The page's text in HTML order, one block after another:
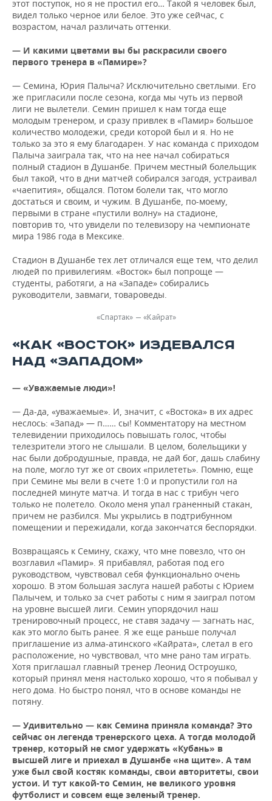
этот поступок, но я не простил его… Такой я человек был,
видел только черное или белое. Это уже сейчас, с
возрастом, начал различать оттенки.
— И какими цветами вы бы раскрасили своего
первого тренера в «Памире»?
— Семина, Юрия Палыча? Исключительно светлыми. Его
же пригласили после сезона, когда мы чуть из первой
лиги не вылетели. Семин пришел к нам тогда еще
молодым тренером, и сразу привлек в «Памир» большое
количество молодежи, среди которой был и я. Но не
только за это я ему благодарен. У нас команда с приходом
Палыча заиграла так, что на нее начал собираться
полный стадион в Душанбе. Причем местный болельщик
был такой, что в дни матчей собирался загодя, устраивал
«чаепития», общался. Потом болели так, что могло
достаться и своим, и чужим. В Душанбе, по-моему,
первыми в стране «пустили волну» на стадионе,
повторив то, что увидели по телевизору на чемпионате
мира 1986 года в Мексике.
Стадион в Душанбе тех лет отличался еще тем, что делил
людей по привилегиям. «Восток» был попроще —
студенты, работяги, а на «Западе» собирались
руководители, завмаги, товароведы.
«Спартак» — «Кайрат»
«КАК «ВОСТОК» ИЗДЕВАЛСЯ
НАД «ЗАПАДОМ»
— «Уважаемые люди»!
— Да-да, «уважаемые». И, значит, с «Востока» в их адрес
неслось: «Запад» — п…… сы! Комментатору на местном
телевидении приходилось повышать голос, чтобы
телезрители этого не слышали. В целом, болельщики у
нас были добродушные, правда, не дай бог, дашь слабину
на поле, могло тут же от своих «прилететь». Помню, еще
при Семине мы вели в счете 1:0 и пропустили гол на
последней минуте матча. И тогда в нас с трибун чего
только не полетело. Около меня упал граненный стакан,
причем не разбился. Мы укрылись в подтрибунном
помещении и пережидали, когда закончатся беспорядки.
Возвращаясь к Семину, скажу, что мне повезло, что он
возглавил «Памир». Я прибавлял, работая под его
руководством, чувствовал себя функционально очень
хорошо. В этом большая заслуга нашей работы с Юрием
Палычем, и только за счет работы с ним я заиграл потом
на уровне высшей лиги. Семин упорядочил наш
тренировочный процесс, не ставя задачу — загнать нас,
как это могло быть ранее. Я же еще раньше получал
приглашение из алма-атинского «Кайрата», слетал в его
расположение, но чувствовал, что мне рано там играть.
Хотя приглашал главный тренер Леонид Остроушко,
который принял меня настолько хорошо, что я побывал у
него дома. Но быстро понял, что в основе команды не
потяну.
— Удивительно — как Семина приняла команда? Это
сейчас он легенда тренерского цеха. А тогда молодой
тренер, который не смог удержать «Кубань» в
высшей лиге и приехал в Душанбе «на щите». А там
уже был свой костяк команды, свои авторитеты, свои
устои. И тут какой-то Семин, не великого уровня
футболист и совсем еще зеленый тренер.